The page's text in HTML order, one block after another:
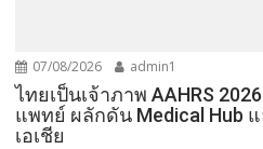
07/08/2026 admin1
ไทยเป็นเจ้าภาพ AAHRS
แพทย์ ผลักดัน Medical Hub
เอเชีย